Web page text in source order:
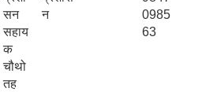
सन
सहाय
क
चौथो
तह
न
0985
63